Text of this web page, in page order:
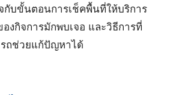
กับขั้นตอนการเช็คพื้นที่ให้บริการ
งกิจการมักพบเจอ และวิธีการที่
ถช่วยแก้ปัญหาได้